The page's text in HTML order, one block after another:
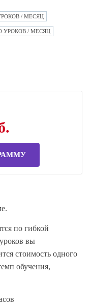
/ МЕСЯЦ
УРОКОВ / МЕСЯЦ
по гибкой
вы
стоимость одного
обучения,